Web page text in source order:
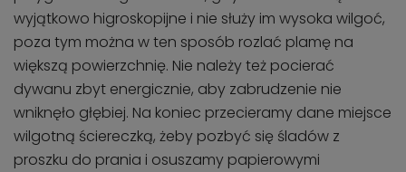
wyjątkowo higroskopijne i nie służy im wysoka wilgoć,
poza tym można w ten sposób rozlać plamę na
większą powierzchnię. Nie należy też pocierać
dywanu zbyt energicznie, aby zabrudzenie nie
wniknęło głębiej. Na koniec przecieramy dane miejsce
wilgotną ściereczką, żeby pozbyć się śladów z
proszku do prania i osuszamy papierowymi